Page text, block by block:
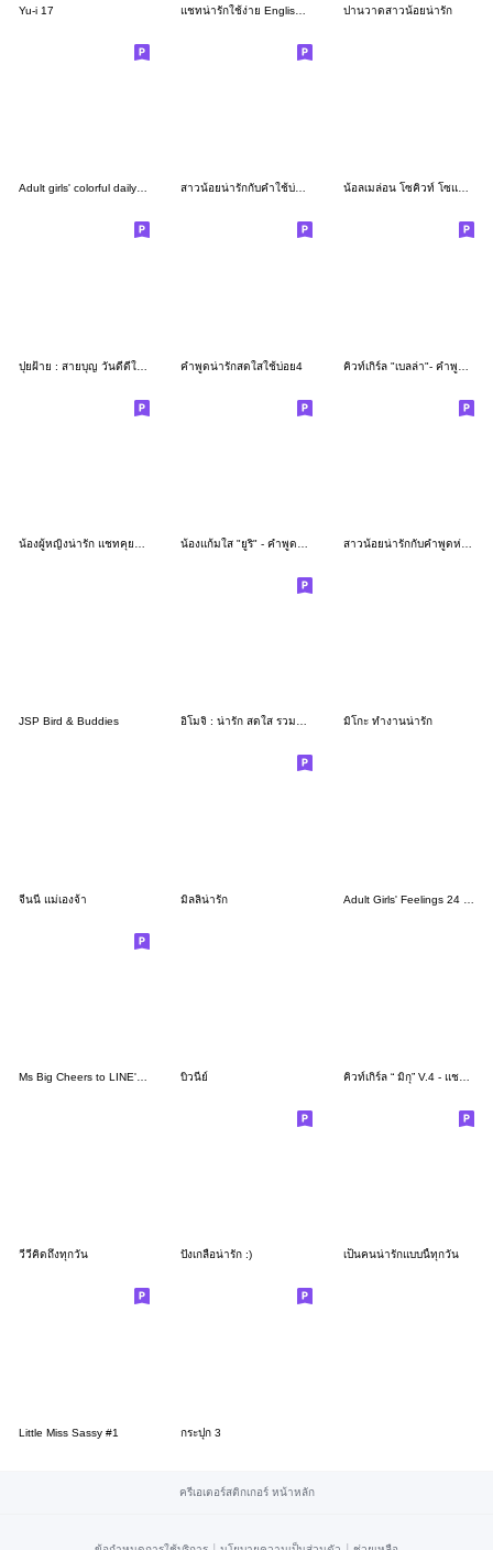
Yu-i 17 ปานวาดสาวน้อยน่ารัก
Adult girls' colorful daily life A&W15 สาวน้อยน่ารักกับคำใช้บ่อย❤️ น้อลเมล่อน โซคิวท์ โซแฮปปี้
คำพูดน่ารักสดใสใช้บ่อย4
สาวน้อยน่ารักกับคำพูดห่วงใย
JSP Bird & Buddies อิโมจิ : น่ารัก สดใส รวมอารมณ์ มิโกะ ทำงานน่ารัก
จีนนี่ แม่เองจ้า มิลลิน่ารัก
บิวนีย์ คิวท์เกิร์ล “ มิกุ” V.4 - แชทน่ารัก
วีวี่คิดถึงทุกวัน ปังเกลือน่ารัก :) เป็นคนน่ารักแบบนี้ทุกวัน
Little Miss Sassy #1 กระปุก 3
ครีเอเตอร์สติกเกอร์ หน้าหลัก